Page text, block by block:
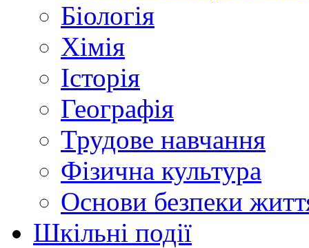
Біологія
Хімія
Історія
Географія
Трудове навчання
Фізична культура
Основи безпеки
Шкільні події